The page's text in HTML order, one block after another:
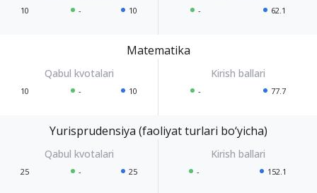
10 - 10 - 62.1
Matematika
10 - 10 - 77.7
Yurisprudensiya (faoliyat turlari bo‘yicha)
25 - 25 - 152.1